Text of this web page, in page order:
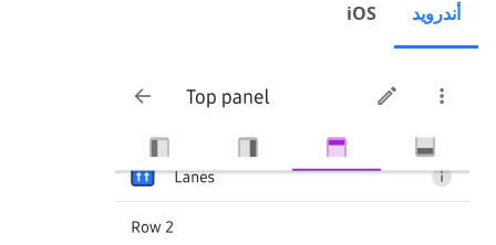
أندرويد iOS